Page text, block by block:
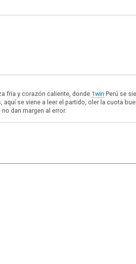
fría y corazón caliente, donde 1win Perú se
se viene a leer el partido, oler la cuota
dan margen al error.